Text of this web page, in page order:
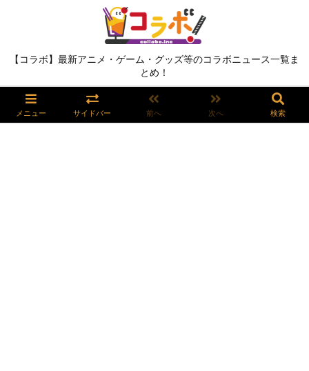
【コラボ】最新アニメ・ゲーム・グッズ等のコラボニュース一覧ま
とめ！
メニュー サイドバー 前へ 次へ 検索